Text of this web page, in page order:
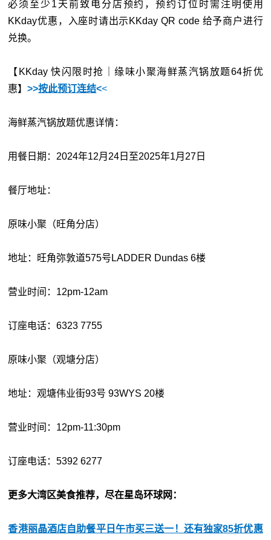
必须至少1天前致电分店预约，预约订位时需注明使用
KKday优惠，入座时请出示KKday QR code 给予商户进行
兑换。
【KKday 快闪限时抢｜缘味小聚海鲜蒸汽锅放题64折优
惠】>>按此预订连结<<
海鲜蒸汽锅放题优惠详情：
用餐日期：2024年12月24日至2025年1月27日
餐厅地址：
原味小聚（旺角分店）
地址：旺角弥敦道575号LADDER Dundas 6楼
营业时间：12pm-12am
订座电话：6323 7755
原味小聚（观塘分店）
地址：观塘伟业街93号 93WYS 20楼
营业时间：12pm-11:30pm
订座电话：5392 6277
更多大湾区美食推荐，尽在星岛环球网：
香港丽晶酒店自助餐平日午市买三送一！还有独家85折优惠